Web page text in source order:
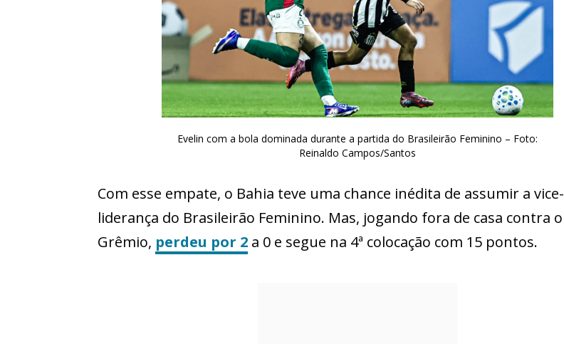
Evelin com a bola dominada durante a partida do Brasileirão Feminino – Foto:
Reinaldo Campos/Santos
Com esse empate, o Bahia teve uma chance inédita de assumir a vice-
liderança do Brasileirão Feminino. Mas, jogando fora de casa contra o
Grêmio, perdeu por 2 a 0 e segue na 4ª colocação com 15 pontos.